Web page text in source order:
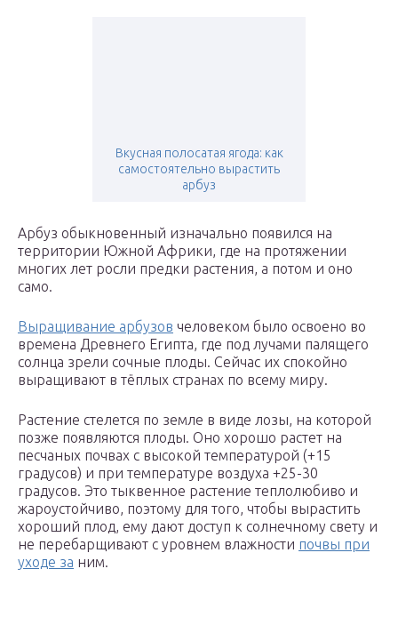
Вкусная полосатая ягода: как
самостоятельно вырастить
арбуз
Арбуз обыкновенный изначально появился на
территории Южной Африки, где на протяжении
многих лет росли предки растения, а потом и оно
само.
Выращивание арбузов человеком было освоено во
времена Древнего Египта, где под лучами палящего
солнца зрели сочные плоды. Сейчас их спокойно
выращивают в тёплых странах по всему миру.
Растение стелется по земле в виде лозы, на которой
позже появляются плоды. Оно хорошо растет на
песчаных почвах с высокой температурой (+15
градусов) и при температуре воздуха +25-30
градусов. Это тыквенное растение теплолюбиво и
жароустойчиво, поэтому для того, чтобы вырастить
хороший плод, ему дают доступ к солнечному свету и
не перебарщивают с уровнем влажности почвы при
уходе за ним.